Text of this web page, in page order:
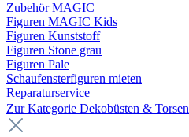
Zubehör MAGIC
Figuren MAGIC Kids
Figuren Kunststoff
Figuren Stone grau
Figuren Pale
Schaufensterfiguren mieten
Reparaturservice
Zur Kategorie Dekobüsten & Torsen